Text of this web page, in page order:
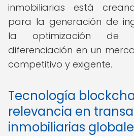
inmobiliarias está
para la generación de
la optimización de
diferenciación en un
competitivo y exigente.
Tecnología
relevancia en
inmobiliarias